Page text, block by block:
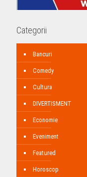
Categorii
Bancuri
Comedy
Cultura
DIVERTISMENT
Economie
Eveniment
Featured
Horoscop